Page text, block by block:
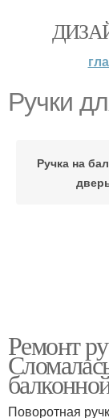
Ручки
Ручка на
Ремонт
Поворотная